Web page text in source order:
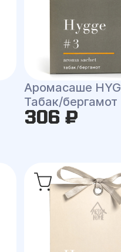
Аромасаше
Табак/бергамот
306 ₽